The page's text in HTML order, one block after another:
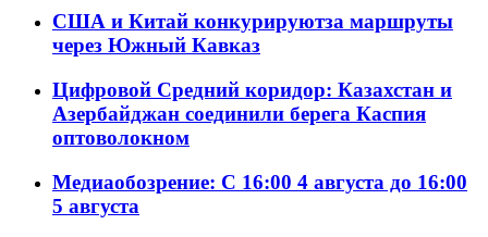
США и Китай конкурируютза маршруты
через Южный Кавказ
Цифровой Средний коридор: Казахстан и
Азербайджан соединили берега Каспия
оптоволокном
Медиаобозрение: С 16:00 4 августа до 16:00
5 августа